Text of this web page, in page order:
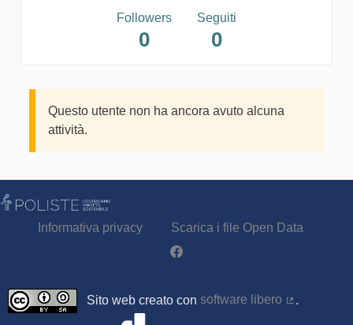
Followers
0
Seguiti
0
Questo utente non ha ancora avuto alcuna
attività.
Informativa privacy
Scarica i file Open Data
Partecipa - Poliste su Facebook
Sito web creato con software libero
.